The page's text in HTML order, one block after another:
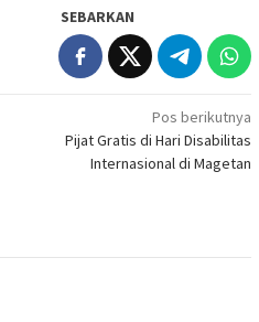
SEBARKAN
Pos berikutnya
Pijat Gratis di Hari Disabilitas
Internasional di Magetan